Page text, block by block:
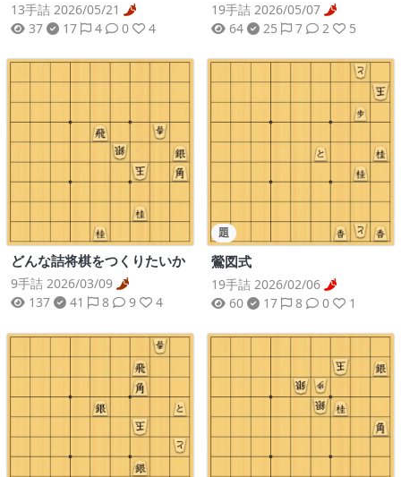
13手詰 2026/05/21
37
17 4 0 4
19手詰 2026/05/07
64
25 7 2 5
どんな詰将棋をつくりたいか
9手詰 2026/03/09
137
41 8 9 4
題
鶯図式
19手詰 2026/02/06
60
17 8 0 1